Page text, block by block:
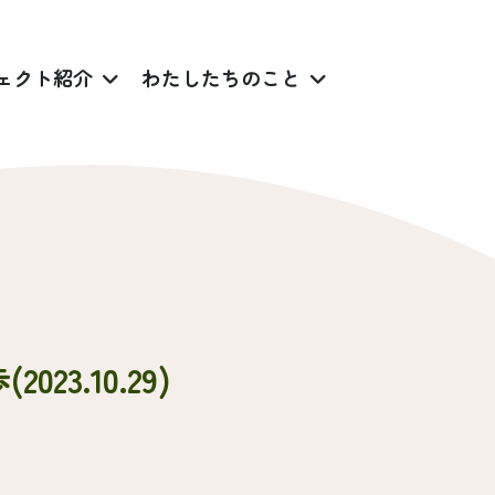
クト紹介 わたしたちのこと